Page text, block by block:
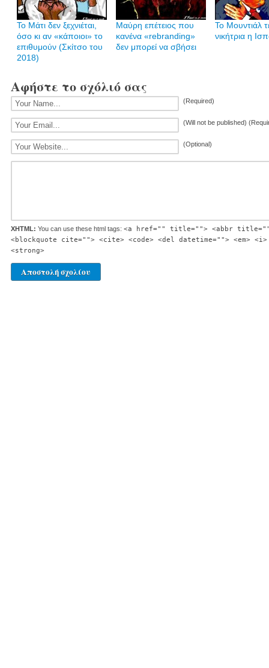
Το Μάτι δεν ξεχνιέται,
όσο κι αν «κάποιοι» το
επιθυμούν (Σκίτσο του
2018)
Μαύρη επέτειος που
κανένα «rebranding»
δεν μπορεί να σβήσει
Το Μουντιάλ
νικήτρια η
Αφήστε το σχόλιό σας
(Required)
(Will not be published)
(Optional)
XHTML: You can use these html tags: <a href="" title=""> <abbr
<blockquote cite=""> <cite> <code> <del datetime=""> <em>
<strong>